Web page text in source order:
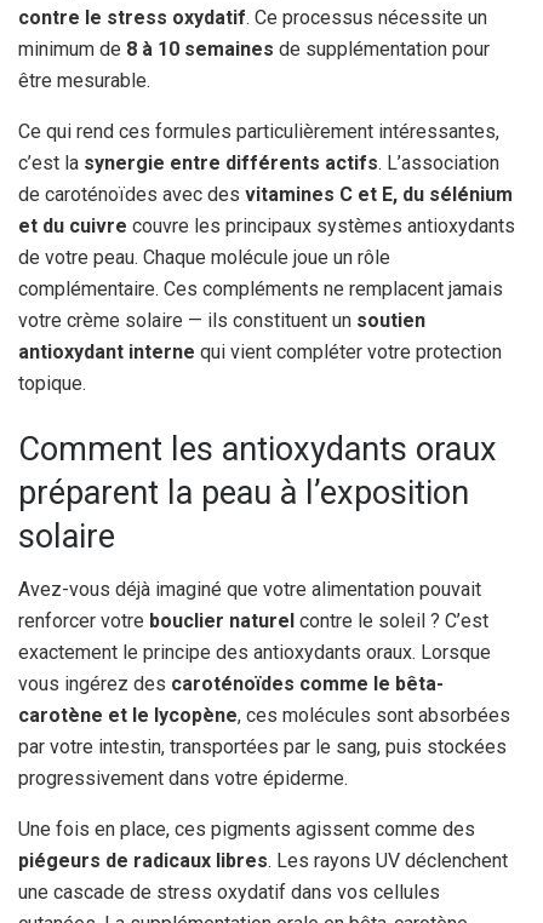
contre le stress oxydatif. Ce processus nécessite un
minimum de 8 à 10 semaines de supplémentation pour
être mesurable.
Ce qui rend ces formules particulièrement intéressantes,
c’est la synergie entre différents actifs. L’association
de caroténoïdes avec des vitamines C et E, du sélénium
et du cuivre couvre les principaux systèmes antioxydants
de votre peau. Chaque molécule joue un rôle
complémentaire. Ces compléments ne remplacent jamais
votre crème solaire — ils constituent un soutien
antioxydant interne qui vient compléter votre protection
topique.
Comment les antioxydants oraux
préparent la peau à l’exposition
solaire
Avez-vous déjà imaginé que votre alimentation pouvait
renforcer votre bouclier naturel contre le soleil ? C’est
exactement le principe des antioxydants oraux. Lorsque
vous ingérez des caroténoïdes comme le bêta-
carotène et le lycopène, ces molécules sont absorbées
par votre intestin, transportées par le sang, puis stockées
progressivement dans votre épiderme.
Une fois en place, ces pigments agissent comme des
piégeurs de radicaux libres. Les rayons UV déclenchent
une cascade de stress oxydatif dans vos cellules